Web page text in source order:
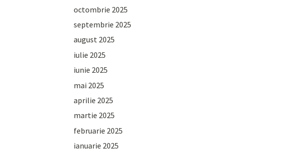
octombrie 2025
septembrie 2025
august 2025
iulie 2025
iunie 2025
mai 2025
aprilie 2025
martie 2025
februarie 2025
ianuarie 2025